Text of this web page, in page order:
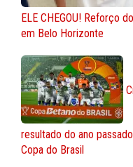
ELE CHEGOU! Reforço
em Belo Horizonte
resultado do ano
Copa do Brasil